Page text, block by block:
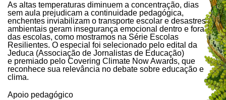
As altas temperaturas diminuem a concentração, dias
sem aula prejudicam a continuidade pedagógica,
enchentes inviabilizam o transporte escolar e desastres
ambientais geram insegurança emocional dentro e fora
das escolas, como mostramos na Série Escolas
Resilientes. O especial foi selecionado pelo edital da
Jeduca (Associação de Jornalistas de Educação)
e premiado pelo Covering Climate Now Awards, que
reconhece sua relevância no debate sobre educação e
clima.
Apoio pedagógico